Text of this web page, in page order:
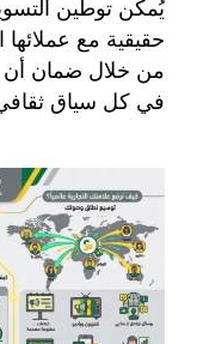
يُمكّن توطين
حقيقية مع عملائها
من خلال ضمان أن
في كل سياق